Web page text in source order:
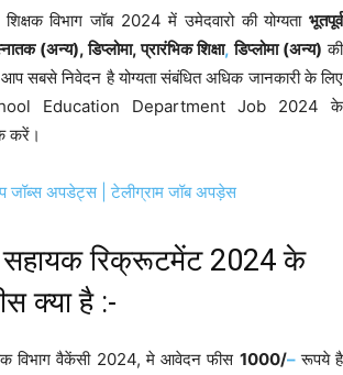
विभाग जॉब 2024 में उमेदवारो की योग्यता भूतपूर्व
(अन्य), डिप्लोमा, प्रारंभिक शिक्षा, डिप्लोमा (अन्य) की
आप सबसे निवेदन है योग्यता संबंधित अधिक जानकारी के लिए
Education Department Job 2024 के
करें।
जॉब्स अपडेट्स | टेलीग्राम जॉब अपड़ेस
सहायक रिक्रूटमेंट 2024 के
क्या है :-
विभाग वैकेंसी 2024, मे आवेदन फीस 1000/–रूपये है